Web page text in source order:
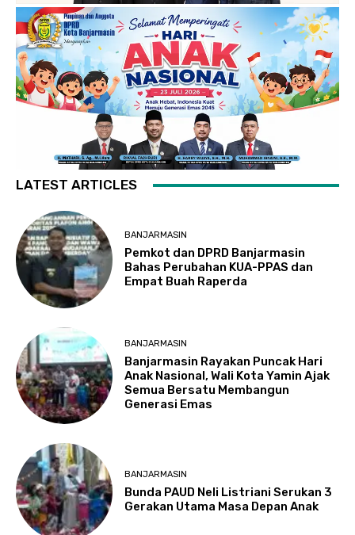
LATEST ARTICLES
BANJARMASIN
Pemkot dan DPRD Banjarmasin
Bahas Perubahan KUA-PPAS dan
Empat Buah Raperda
BANJARMASIN
Banjarmasin Rayakan Puncak Hari
Anak Nasional, Wali Kota Yamin Ajak
Semua Bersatu Membangun
Generasi Emas
BANJARMASIN
Bunda PAUD Neli Listriani Serukan 3
Gerakan Utama Masa Depan Anak